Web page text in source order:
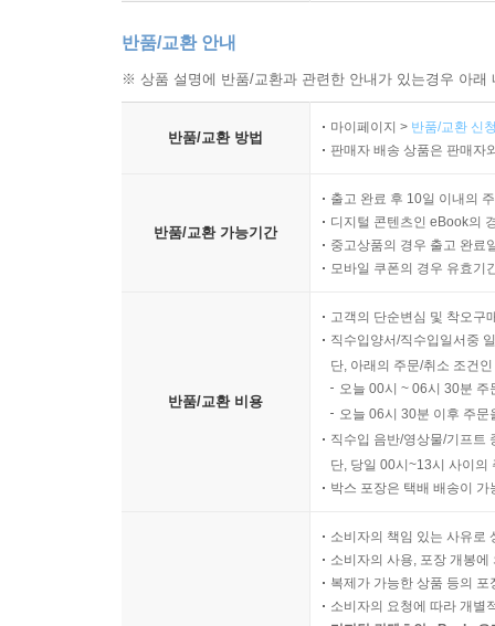
반품/교환 안내
※ 상품 설명에 반품/교환과 관련한 안내가 있는경우 아
반품/교환 방법
마이페이지 > 반품/교환 신
판매자 배송 상품은 판매자
반품/교환 가능기간
출고 완료 후 10일 이내의
디지털 콘텐츠인 eBook의
중고상품의 경우 출고 완료
모바일 쿠폰의 경우 유효기
반품/교환 비용
고객의 단순변심 및 착오구
직수입양서/직수입일서중
단, 아래의 주문/취소 조건
오늘 00시 ~ 06시 30분
오늘 06시 30분 이후 주
직수입 음반/영상물/기프트
단, 당일 00시~13시 사이의
박스 포장은 택배 배송이
소비자의 책임 있는 사유로
소비자의 사용, 포장 개봉
복제가 가능한 상품 등의
소비자의 요청에 따라 개별